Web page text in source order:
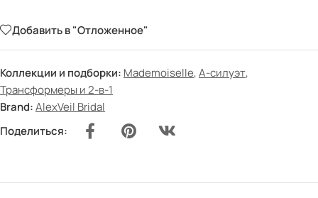
Добавить в "Отложенное"
Коллекции и подборки: Mademoiselle,А-силуэт,
Трансформеры и 2-в-1
Brand:AlexVeil Bridal
Поделиться: